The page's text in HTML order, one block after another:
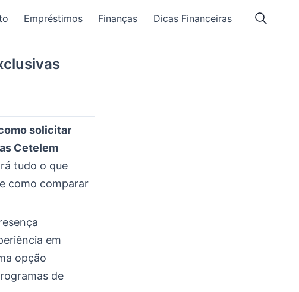
Empréstimos Finanças Dicas Financeiras
solicitar
Cetelem
tudo o que
como comparar
em
opção
de